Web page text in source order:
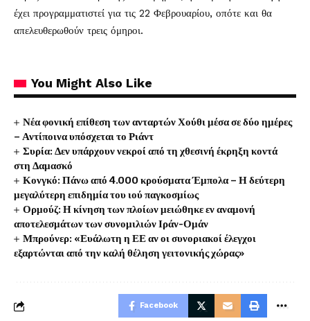
έχει προγραμματιστεί για τις 22 Φεβρουαρίου, οπότε και θα
απελευθερωθούν τρεις όμηροι.
You Might Also Like
Νέα φονική επίθεση των ανταρτών Χούθι μέσα σε δύο ημέρες
– Αντίποινα υπόσχεται το Ριάντ
Συρία: Δεν υπάρχουν νεκροί από τη χθεσινή έκρηξη κοντά
στη Δαμασκό
Κονγκό: Πάνω από 4.000 κρούσματα Έμπολα – Η δεύτερη
μεγαλύτερη επιδημία του ιού παγκοσμίως
Ορμούζ: Η κίνηση των πλοίων μειώθηκε εν αναμονή
αποτελεσμάτων των συνομιλιών Ιράν-Ομάν
Μπρούνερ: «Ευάλωτη η ΕΕ αν οι συνοριακοί έλεγχοι
εξαρτώνται από την καλή θέληση γειτονικής χώρας»
Facebook